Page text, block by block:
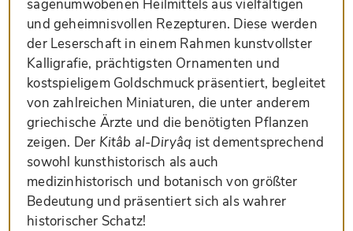
sagenumwobenen Heilmittels aus vielfältigen
und geheimnisvollen Rezepturen. Diese werden
der Leserschaft in einem Rahmen kunstvollster
Kalligrafie, prächtigsten Ornamenten und
kostspieligem Goldschmuck präsentiert, begleitet
von zahlreichen Miniaturen, die unter anderem
griechische Ärzte und die benötigten Pflanzen
zeigen. Der Kitâb al-Diryâq ist dementsprechend
sowohl kunsthistorisch als auch
medizinhistorisch und botanisch von größter
Bedeutung und präsentiert sich als wahrer
historischer Schatz!